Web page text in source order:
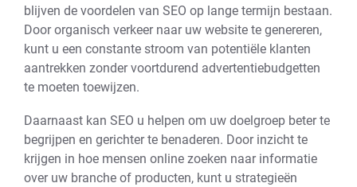
blijven de voordelen van SEO op lange termijn bestaan.
Door organisch verkeer naar uw website te genereren,
kunt u een constante stroom van potentiële klanten
aantrekken zonder voortdurend advertentiebudgetten
te moeten toewijzen.
Daarnaast kan SEO u helpen om uw doelgroep beter te
begrijpen en gerichter te benaderen. Door inzicht te
krijgen in hoe mensen online zoeken naar informatie
over uw branche of producten, kunt u strategieën